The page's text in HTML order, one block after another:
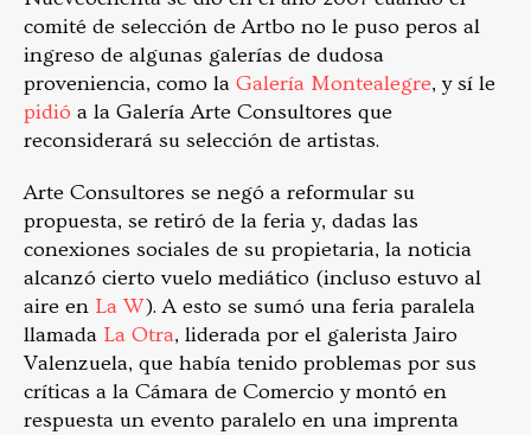
comité de selección de Artbo no le puso peros al
ingreso de algunas galerías de dudosa
proveniencia, como la Galería Montealegre, y sí le
pidió a la Galería Arte Consultores que
reconsiderará su selección de artistas.
Arte Consultores se negó a reformular su
propuesta, se retiró de la feria y, dadas las
conexiones sociales de su propietaria, la noticia
alcanzó cierto vuelo mediático (incluso estuvo al
aire en La W). A esto se sumó una feria paralela
llamada La Otra, liderada por el galerista Jairo
Valenzuela, que había tenido problemas por sus
críticas a la Cámara de Comercio y montó en
respuesta un evento paralelo en una imprenta